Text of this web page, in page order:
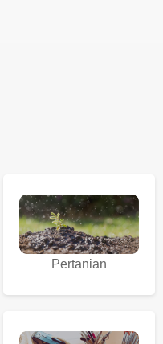
Pertanian